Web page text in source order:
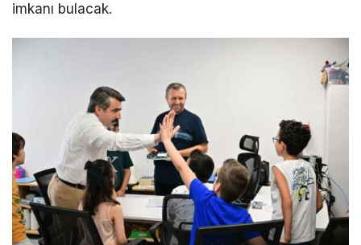
imkanı bulacak.